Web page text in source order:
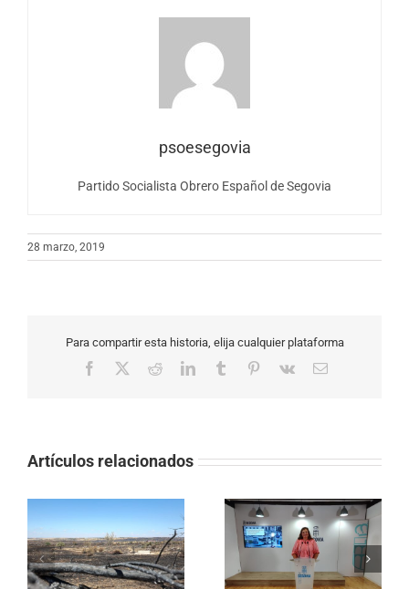
psoesegovia
Partido Socialista Obrero Español de Segovia
28 marzo, 2019
Para compartir esta historia, elija cualquier plataforma
Facebook RedditLinkedInTumblr Pinterest
Vk
Correo
Artículos relacionados
EL PSOE EXIGE
MEJORAR EL SERVICIO
DE AUTOBUSES Y
RECHAZA CUALQUIER
El PP rechaza rebajar
un 20% la tasa de
basuras y mantiene el